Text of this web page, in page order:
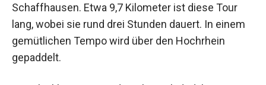
Schaffhausen. Etwa 9,7 Kilometer ist diese Tour
lang, wobei sie rund drei Stunden dauert. In einem
gemütlichen Tempo wird über den Hochrhein
gepaddelt.